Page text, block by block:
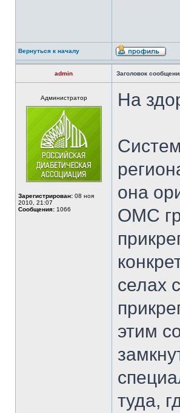
Вернуться к началу
admin Заголовок
Администратор
Зарегистрирован: 08 ноя
2010, 21:07
Сообщения: 1066
На
она
ОМС
селах
этим
туда,